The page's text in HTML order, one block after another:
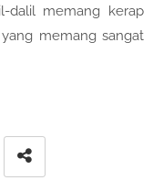
dalil memang kerap
memang sangat